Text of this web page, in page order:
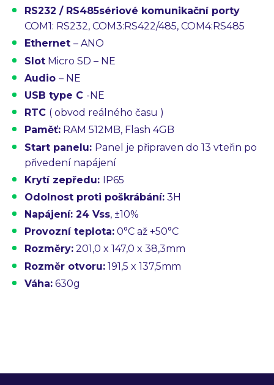
RS232 / RS485sériové komunikační porty
COM1: RS232, COM3:RS422/485, COM4:RS485
Ethernet – ANO
Slot Micro SD – NE
Audio – NE
USB type C -NE
RTC ( obvod reálného času )
Paměť: RAM 512MB, Flash 4GB
Start panelu: Panel je připraven do 13 vteřin po
přivedení napájení
Krytí zepředu: IP65
Odolnost proti poškrábání: 3H
Napájení: 24 Vss, ±10%
Provozní teplota: 0°C až +50°C
Rozměry: 201,0 x 147,0 x 38,3mm
Rozměr otvoru: 191,5 x 137,5mm
Váha: 630g